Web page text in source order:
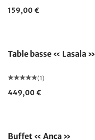
159,00 €
Table basse « Lasala »
(1)
449,00 €
Buffet « Anca »